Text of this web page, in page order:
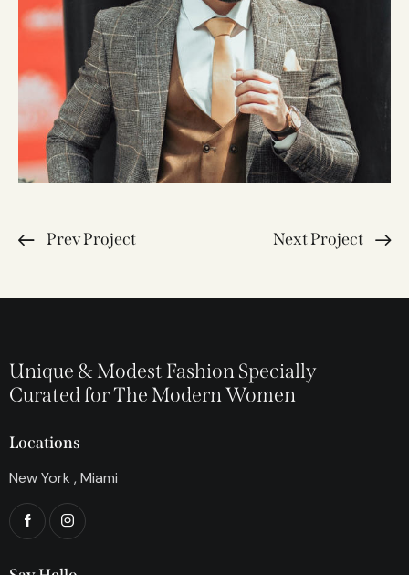
Prev Project Next Project
Unique & Modest Fashion Specially
Curated for The Modern Women
Locations
New York , Miami